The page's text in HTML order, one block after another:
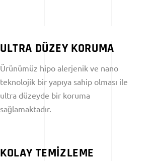
ULTRA DÜZEY KORUMA
Ürünümüz hipo alerjenik ve nano
teknolojik bir yapıya sahip olması ile
ultra düzeyde bir koruma
sağlamaktadır.
KOLAY TEMİZLEME